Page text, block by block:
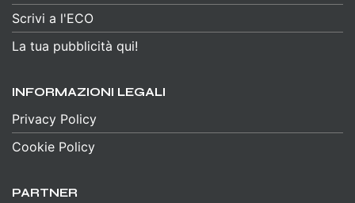
Scrivi a l'ECO
La tua pubblicità qui!
INFORMAZIONI LEGALI
Privacy Policy
Cookie Policy
PARTNER